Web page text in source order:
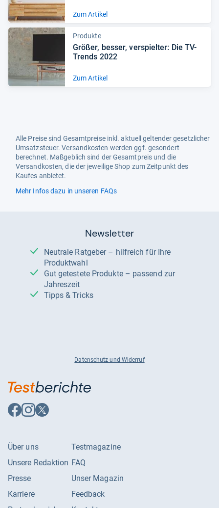
Zum Artikel
Produkte
Grö­ßer, bes­ser, ver­spiel­ter: Die TV-​
Trends 2022
Zum Artikel
Alle Preise sind Gesamtpreise inkl. aktuell geltender gesetzlicher
Umsatzsteuer. Versandkosten werden ggf. gesondert
berechnet. Maßgeblich sind der Gesamtpreis und die
Versandkosten, die der jeweilige Shop zum Zeitpunkt des
Kaufes anbietet.
Mehr Infos dazu in unseren FAQs
Newsletter
Neutrale Ratgeber – hilfreich für Ihre
Produktwahl
Gut getestete Produkte – passend zur
Jahreszeit
Tipps & Tricks
Datenschutz und Widerruf
Auf
Facebook
Auf
Instagram
Auf
X
Über uns
Unsere Redaktion
Presse
Karriere
Testmagazine
FAQ
Unser Magazin
Feedback